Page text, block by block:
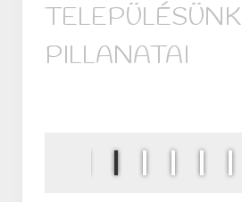
TELEPÜLÉSÜNK
PILLANATAI